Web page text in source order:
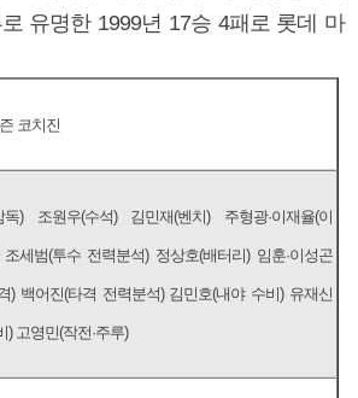
유명한 1999년 17승 4패로 롯데 마
코치진
독) 조원우(수석) 김민재(벤치) 주형광·이재율(이
세범(투수 전력분석) 정상호(배터리) 임훈·이성곤
) 백어진(타격 전력분석) 김민호(내야 수비) 유재신
) 고영민(작전·주루)